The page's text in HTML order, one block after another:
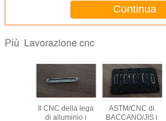
Continua
Più Lavorazione cnc
Il CNC della lega
di alluminio i
ASTM/CNC di
BACCANO/JIS i